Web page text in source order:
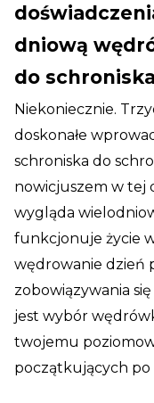
dniową
do
Niekoniecznie.
doskonałe
schroniska do
nowicjuszem w tej
wygląda
funkcjonuje życie
wędrowanie dzień
zobowiązywania
jest wybór
twojemu
początkujących po